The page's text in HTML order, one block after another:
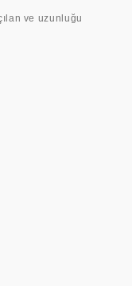
ve uzunluğu